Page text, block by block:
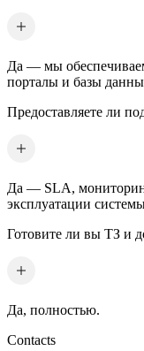
Да — мы
порталы и базы
Предоставляете ли
Да — SLA,
эксплуатации
Готовите ли вы ТЗ и
Да, полностью.
Contacts